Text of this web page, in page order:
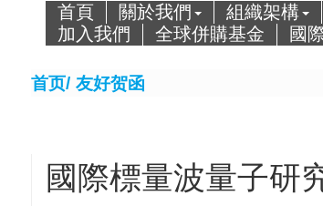
首頁 關於我們 組織架構
加入我們
全球併購基金 國
首页/ 友好贺函
國際標量波量子研